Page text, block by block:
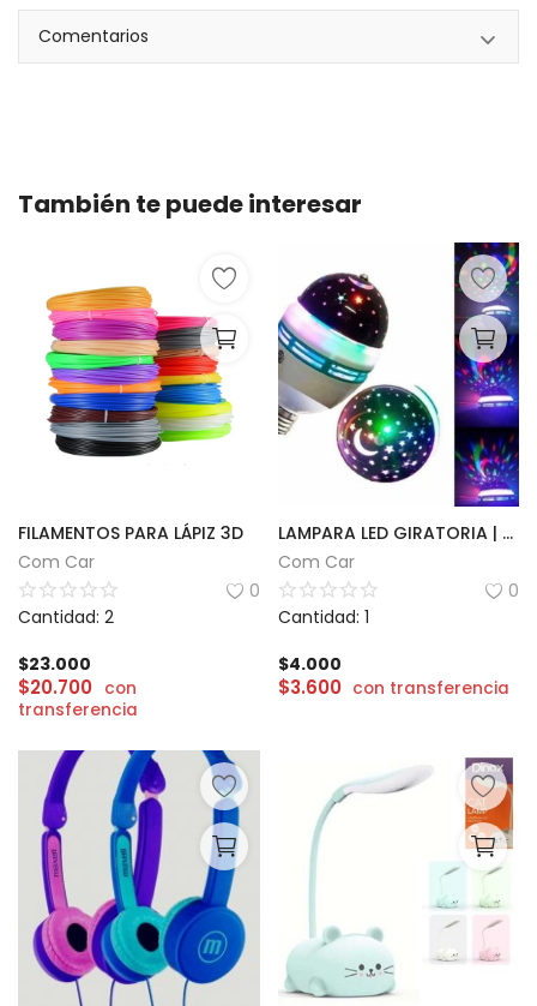
Comentarios
También te puede interesar
FILAMENTOS PARA LÁPIZ 3D
Com Car
0
Cantidad: 2
$23.000
$20.700 con
transferencia
LAMPARA LED GIRATORIA | ESTRELLAS
Com Car
0
Cantidad: 1
$4.000
$3.600 con transferencia